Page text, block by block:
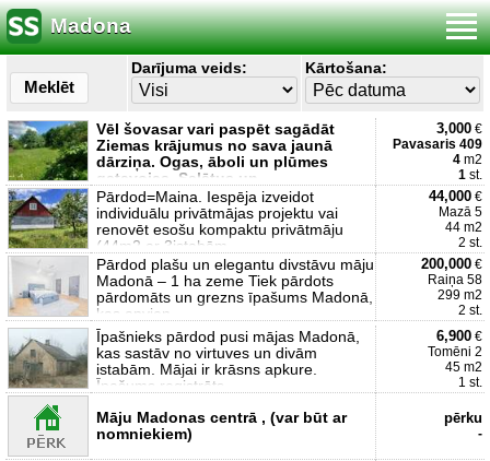
Madona
Meklēt
Darījuma veids: Kārtošana:
Vēl šovasar vari paspēt sagādāt
Ziemas krājumus no sava jaunā
dārziņa. Ogas, āboli un plūmes
gatavojas. Salātus un
3,000 €
Pavasaris 409
4 m2
1 st.
Pārdod=Maina. Iespēja izveidot
individuālu privātmājas projektu vai
renovēt esošu kompaktu privātmāju
(44m2 ar 3istabām
44,000 €
Mazā 5
44 m2
2 st.
Pārdod plašu un elegantu divstāvu māju
Madonā – 1 ha zeme Tiek pārdots
pārdomāts un grezns īpašums Madonā,
kas apvien
200,000 €
Raiņa 58
299 m2
2 st.
Īpašnieks pārdod pusi mājas Madonā,
kas sastāv no virtuves un divām
istabām. Mājai ir krāsns apkure.
Īpašums registrēts
6,900 €
Tomēni 2
45 m2
1 st.
Māju Madonas centrā , (var būt ar
nomniekiem)
pērku
-